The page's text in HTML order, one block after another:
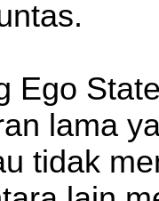
Ego
lama
tidak